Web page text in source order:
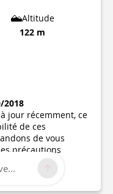
Altitude
122 m
2018
jour récemment, ce
de ces
de vous
précautions
vérifiez vos